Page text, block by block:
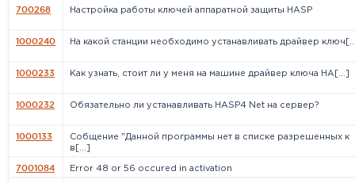
700268 Настройка работы ключей аппаратной защиты HASP
1000240 На какой станции необходимо устанавливать драйвер
1000233 Как узнать, стоит ли у меня на машине драйвер ключа HA[...]
1000232 Обязательно ли устанавливать HASP4 Net на сервер?
1000133
Cобщение "Данной программы нет в списке разрешенных к
в[...]
7001084 Error 48 or 56 occured in activation